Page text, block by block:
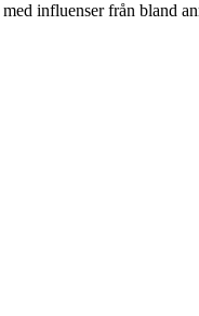
influenser från bland